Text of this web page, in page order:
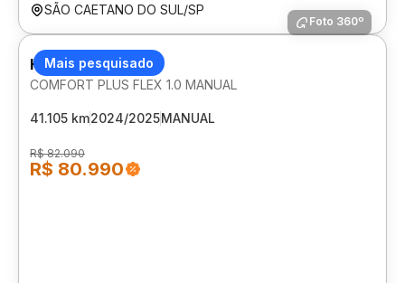
SÃO CAETANO DO SUL/SP
Mais pesquisado
Foto 360º
HYUNDAI HB20S
COMFORT PLUS FLEX 1.0 MANUAL
41.105 km2024/2025MANUAL
R$ 82.090
R$ 80.990